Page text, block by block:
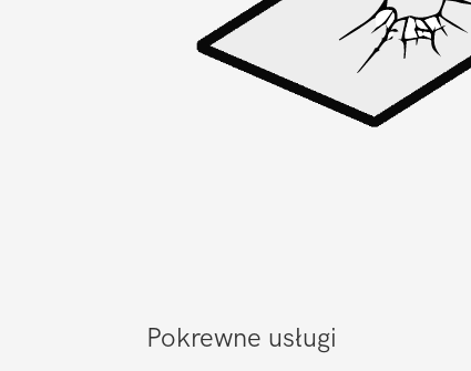
Pokrewne usługi